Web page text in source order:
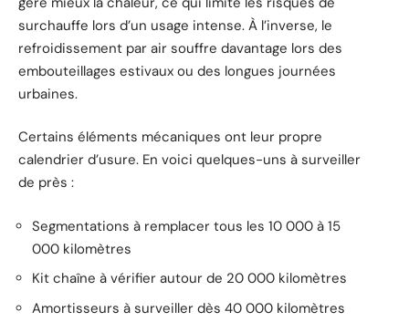
surchauffe lors d’un usage intense. À l’inverse, le
refroidissement par air souffre davantage lors des
embouteillages estivaux ou des longues journées
urbaines.
Certains éléments mécaniques ont leur propre
calendrier d’usure. En voici quelques-uns à surveiller
de près :
Segmentations à remplacer tous les 10 000 à 15
000 kilomètres
Kit chaîne à vérifier autour de 20 000 kilomètres
Amortisseurs à surveiller dès 40 000 kilomètres